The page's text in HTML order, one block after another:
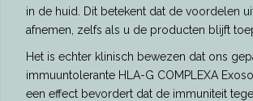
in de huid. Dit betekent dat de voordelen
afnemen, zelfs als u de producten blijft
Het is echter klinisch bewezen dat ons
immuuntolerante HLA-G COMPLEXA
een effect bevordert dat de immuniteit